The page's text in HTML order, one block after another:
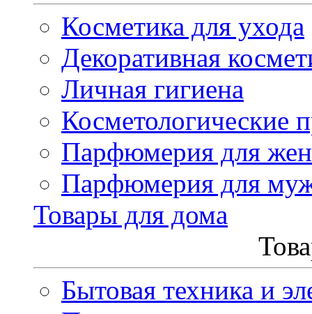
Косметика для ухода
Декоративная
Личная гигиена
Косметологические
Парфюмерия для
Парфюмерия для
Товары для дома
Бытовая техника и